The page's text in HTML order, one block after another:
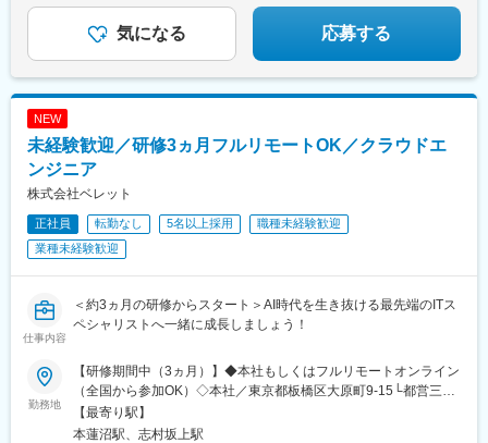
代々木八幡駅、浜松町駅、銀座駅、井の頭公園駅、大崎広小路
駅、代官山駅、下神明駅、高輪ゲートウェイ駅、立川北駅、牛込
神楽坂駅、江古田駅、住吉駅(東京都)、二子新地駅、麹町駅、奥沢
南駅、新桜台駅、九品仏駅、菊川駅(東京都)、本郷三丁目駅、茅場
町駅、新代田駅
気になる 応募する
NEW
未経験歓迎／研修3ヵ月フルリモートOK／クラウドエ
ンジニア
株式会社ベレット
正社員 転勤なし 5名以上採用
職種未経験歓迎
業種未経験歓迎
仕事内容
＜約3ヵ月の研修からスタート＞AI時代を生き抜ける最先端のITス
ペシャリストへ一緒に成長しましょう！
勤務地
【研修期間中（3ヵ月）】◆本社もしくはフルリモートオンライン
（全国から参加OK）◇本社／東京都板橋区大原町9-15└都営三田
線「本蓮沼駅」より徒歩4分└都営三田線「志村坂上駅」より徒歩
9分【研修終了後】◆東京23区を中心とした全国各地のITプロジェ
【最寄り駅】
本蓮沼駅、志村坂上駅